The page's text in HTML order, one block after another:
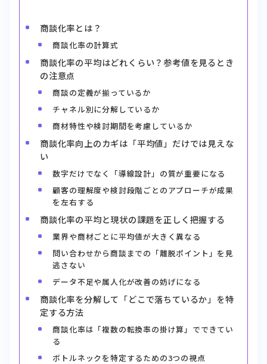
商談化率とは？
商談化率の計算式
商談化率の平均はどれくらい？参考値を見るとき
の注意点
商談の定義が揃っているか
チャネル別に分解しているか
商材特性や検討期間を考慮しているか
商談化率向上のカギは「平均値」だけでは見えな
い
数字だけでなく「導線設計」の質が重要になる
顧客の理解度や検討段階ごとのアプローチが成果
を左右する
商談化率の平均と現状の課題を正しく把握する
業界や商材ごとに平均値が大きく異なる
問い合わせから商談までの「離脱ポイント」を見
逃さない
データ不足や属人化が改善の妨げになる
商談化率を分解して「どこで落ちているか」を特
定する方法
商談化率は「複数の転換率の掛け算」でできてい
る
ボトルネックを特定するための3つの視点